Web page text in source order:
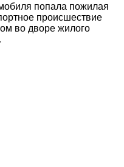
попала пожилая
происшествие
во дворе жилого